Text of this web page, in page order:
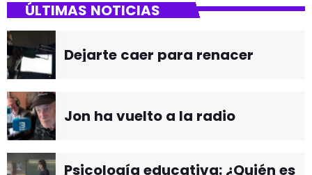
ÚLTIMAS NOTICIAS
Dejarte caer para renacer
Jon ha vuelto a la radio
Psicología educativa: ¿Quién es